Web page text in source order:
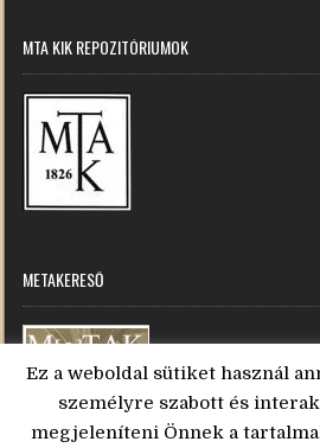
MTA KIK REPOZITÓRIUMOK
METAKERESŐ
Ez a weboldal sütiket használ
személyre szabott és
megjeleníteni Önnek a